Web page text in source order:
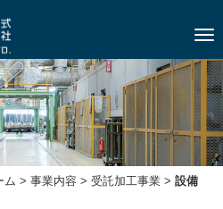
ナビ
ム > 事業内容 > 受託加⼯事業 > 設備